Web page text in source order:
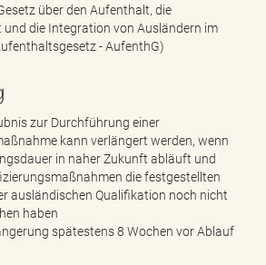
über den Aufenthalt, die
die Integration von Ausländern im
- AufenthG)
zur Durchführung einer
kann verlängert werden, wenn
in naher Zukunft abläuft und
die festgestellten
ausländischen Qualifikation noch nicht
haben
spätestens 8 Wochen vor Ablauf